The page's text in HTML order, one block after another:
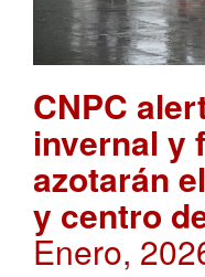
CNPC
invernal y
azotarán
y centro
Enero,